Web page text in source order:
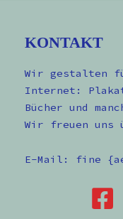
KONTAKT
Wir gestalten
Internet:
Bücher und
Wir freuen uns
E-Mail: fine